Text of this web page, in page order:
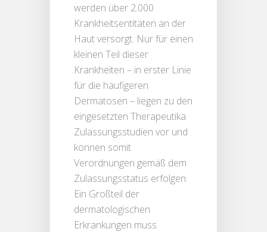
werden über 2.000
Krankheitsentitäten an der
Haut versorgt. Nur für einen
kleinen Teil dieser
Krankheiten – in erster Linie
für die häufigeren
Dermatosen – liegen zu den
eingesetzten Therapeutika
Zulassungsstudien vor und
können somit
Verordnungen gemäß dem
Zulassungsstatus erfolgen.
Ein Großteil der
dermatologischen
Erkrankungen muss